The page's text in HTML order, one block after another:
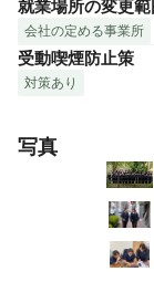
就業場所の変更範
会社の定める事業所
受動喫煙防止策
対策あり
写真